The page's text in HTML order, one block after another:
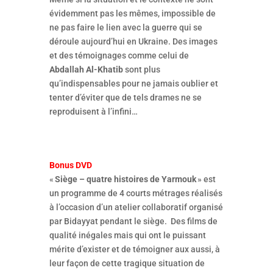
évidemment pas les mêmes, impossible de
ne pas faire le lien avec la guerre qui se
déroule aujourd’hui en Ukraine. Des images
et des témoignages comme celui de
Abdallah Al-Khatibsont plus
qu’indispensables pour ne jamais oublier et
tenter d’éviter que de tels drames ne se
reproduisent à l’infini…
Bonus DVD
«Siège – quatre histoires de Yarmouk» est
un programme de 4 courts métrages réalisés
à l’occasion d’un atelier collaboratif organisé
par Bidayyat pendant le siège. Des films de
qualité inégales mais qui ont le puissant
mérite d’exister et de témoigner aux aussi, à
leur façon de cette tragique situation de